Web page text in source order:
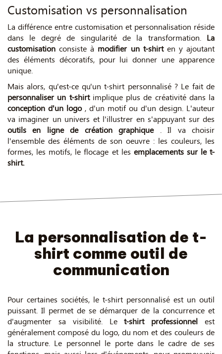
Customisation vs personnalisation
La différence entre customisation et personnalisation réside
dans le degré de singularité de la transformation. La
customisation consiste à modifier un t-shirt en y ajoutant
des éléments décoratifs, pour lui donner une apparence
unique.
Mais alors, qu'est-ce qu'un t-shirt personnalisé ? Le fait de
personnaliser un t-shirtimplique plus de créativité dans la
conception d'un logo, d'un motif ou d'un design. L'auteur
va imaginer un univers et l'illustrer en s'appuyant sur des
outils en ligne de création graphique. Il va choisir
l'ensemble des éléments de son oeuvre : les couleurs, les
formes, les motifs, le flocage et les emplacements sur le t-
shirt.
La personnalisation de t-
shirt comme outil de
communication
Pour certaines sociétés, le t-shirt personnalisé est un outil
puissant. Il permet de se démarquer de la concurrence et
d'augmenter sa visibilité. Let-shirt professionnel est
généralement composé du logo, du nom et des couleurs de
la structure. Le personnel le porte dans le cadre de ses